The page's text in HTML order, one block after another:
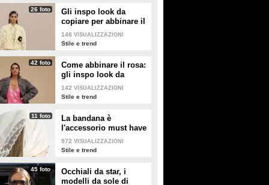
26 foto
Gli inspo look da
copiare per abbinare il
giallo
146 VISUALIZZAZIONI
Stile e trend
42 foto
Come abbinare il rosa:
gli inspo look da
copiare
142 VISUALIZZAZIONI
Stile e trend
11 foto
La bandana è
l'accessorio must have
dell'estate 2026: i
modelli di tendenza
972 VISUALIZZAZIONI
Stile e trend
45 foto
Occhiali da star, i
modelli da sole di